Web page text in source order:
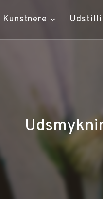
Kunstnere